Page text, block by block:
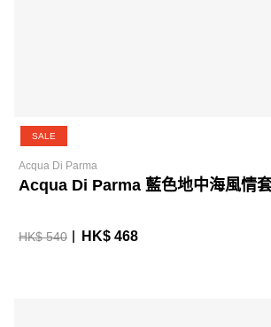
SALE
Acqua Di Parma
Acqua Di Parma 藍色地中海風情
HK$ 540 HK$ 468